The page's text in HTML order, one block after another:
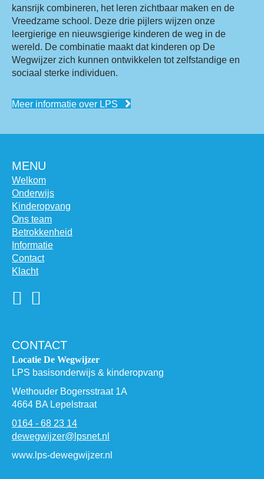
kansrijk combineren, het leren zichtbaar maken en de
Vreedzame school. Deze drie pijlers wijzen onze
leergierige en nieuwsgierige kinderen de weg in de
wereld. De combinatie maakt dat kinderen op De
Wegwijzer zich kunnen ontwikkelen tot zelfstandige en
sociaal sterke individuen.
Meer informatie over LPS
MENU
Welkom
Onderwijs
Kinderopvang
Ons team
Betrokkenheid
Informatie
Contact
Klacht
CONTACT
Locatie De Wegwijzer
LPS basisonderwijs & kinderopvang
Wethouder Bogersstraat 1A
4664 BA Lepelstraat
0164 - 68 23 14
dewegwijzer@lpsnet.nl
www.lps-dewegwijzer.nl